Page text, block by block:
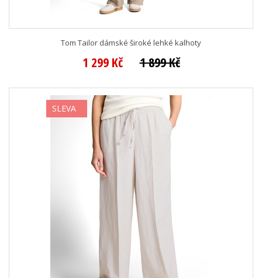
Tom Tailor dámské široké lehké kalhoty
1 299 Kč 1 899 Kč
SLEVA